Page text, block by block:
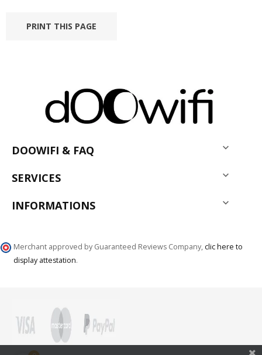
DOOWIFI & FAQ 
SERVICES 
INFORMATIONS 
Merchant approved by Guaranteed Reviews Company, clic here to
display attestation.